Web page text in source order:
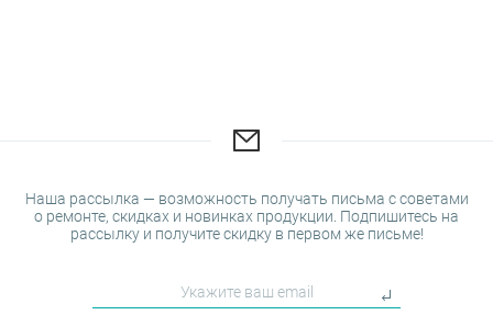
Наша рассылка — возможность получать письма с советами
о ремонте, скидках и новинках продукции. Подпишитесь на
рассылку и получите скидку в первом же письме!